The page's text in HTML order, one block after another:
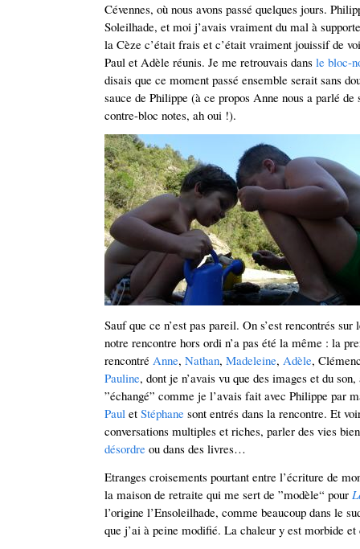
Cévennes, où nous avons passé quelques jours.
Soleilhade, et moi j’avais vraiment du mal à
la Cèze c’était frais et c’était vraiment jouissif de
Paul et Adèle réunis. Je me retrouvais dans le bloc-
disais que ce moment passé ensemble serait sans
sauce de Philippe (à ce propos Anne nous a parlé
contre-bloc notes, ah oui !).
Sauf que ce n’est pas pareil. On s’est rencontrés
notre rencontre hors ordi n’a pas été la même : la
rencontré Anne, Nathan, Madeleine, Adèle,
Pauline, dont je n’avais vu que des images et du
”échangé” comme je l’avais fait avec Philippe par
Paul et Stéphane sont entrés dans la rencontre. Et
conversations multiples et riches, parler des vies
désordre ou dans des livres…
Etranges croisements pourtant entre l’écriture de
la maison de retraite qui me sert de ”modèle“ pour
l’origine l’Ensoleilhade, comme beaucoup dans le
que j’ai à peine modifié. La chaleur y est morbide et